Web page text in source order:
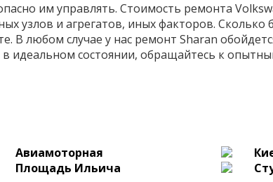
им управлять. Стоимость ремонта
узлов и агрегатов, иных факторов. Сколько
В любом случае у нас ремонт Sharan
состоянии, обращайтесь к
Авиамоторная
Площадь Ильича